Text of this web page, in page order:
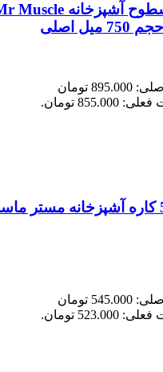
قیمت اصلی: 895.000 تومان
855.000 تومان.
اسپری تمیز کننده 5 کاره آشپزخانه
قیمت اصلی: 545.000 تومان
523.000 تومان.